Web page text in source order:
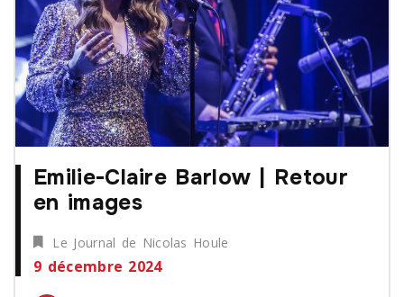
Emilie-Claire Barlow | Retour
en images
Le Journal de Nicolas Houle
9 décembre 2024